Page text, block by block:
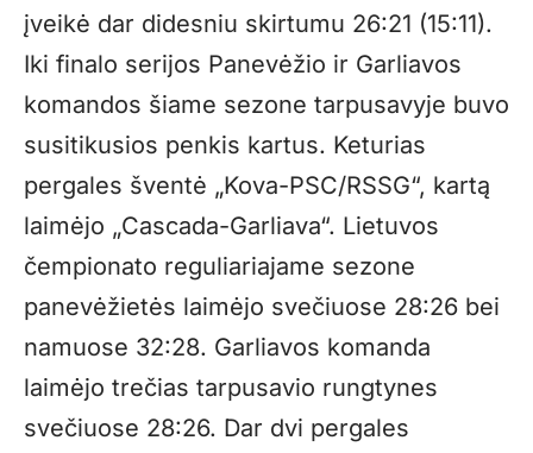
įveikė dar didesniu skirtumu 26:21 (15:11).
Iki finalo serijos Panevėžio ir Garliavos
komandos šiame sezone tarpusavyje buvo
susitikusios penkis kartus. Keturias
pergales šventė „Kova-PSC/RSSG“, kartą
laimėjo „Cascada-Garliava“. Lietuvos
čempionato reguliariajame sezone
panevėžietės laimėjo svečiuose 28:26 bei
namuose 32:28. Garliavos komanda
laimėjo trečias tarpusavio rungtynes
svečiuose 28:26. Dar dvi pergales